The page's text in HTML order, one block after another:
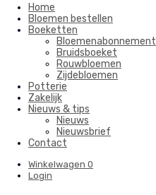
Home
Bloemen bestellen
Boeketten
Bloemenabonnement
Bruidsboeket
Rouwbloemen
Zijdebloemen
Potterie
Zakelijk
Nieuws & tips
Nieuws
Nieuwsbrief
Contact
Winkelwagen 0
Login